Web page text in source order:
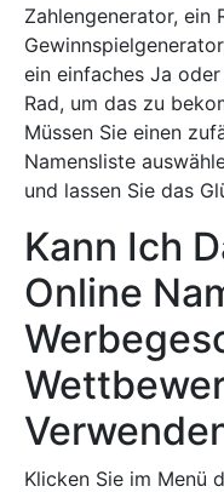
Zahlengenerator, ein
ein einfaches Ja
Rad, um das zu
Müssen Sie einen
Namensliste
und lassen Sie das
Kann Ich
Online
Klicken Sie im Menü